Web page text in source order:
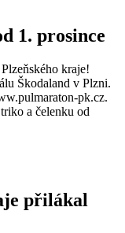
1. prosince
kraje!
Škodaland v Plzni.
pk.cz.
a čelenku od
přilákal